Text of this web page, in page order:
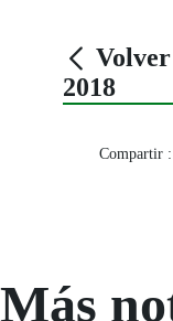
2018
Compartir :
Más